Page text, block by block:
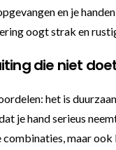
en je
oogt strak en
die niet
het is
je hand serieus
maar